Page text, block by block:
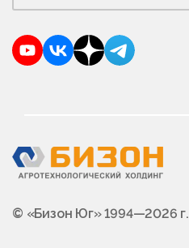
YouTubeVKontakte
DzenTelegram
© «Бизон Юг» 1994—2026 г.